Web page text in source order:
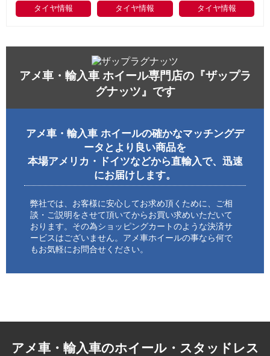
タイヤ情報 タイヤ情報 タイヤ情報
アメ車・輸入車 ホイール専門店の『ザップラ
グナッツ』です
アメ車・輸入車 ホイールの確かなマッチングデ
ータとより良い商品を
本場アメリカ・ドイツなどから直輸入で、迅速
にお届けします。
弊社では、お客様に安心してお求め頂くために、ご相
談・ご説明をさせて頂いてからお買い求めいただいて
おります。その為ショッピングカートのような決済サ
ービスはございません。アメ車ホイールの事なら何で
もお気軽にお問合せください。
アメ車・輸入車のホイール・スタッドレス